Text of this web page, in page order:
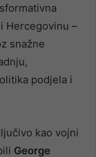
Hercegovinu –
snažne
podjela i
kao vojni
George